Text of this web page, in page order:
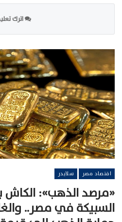
اترك
اقتصاد مصر سلايدر
«مرصد الذهب»: الكاش
السبيكة في مصر..